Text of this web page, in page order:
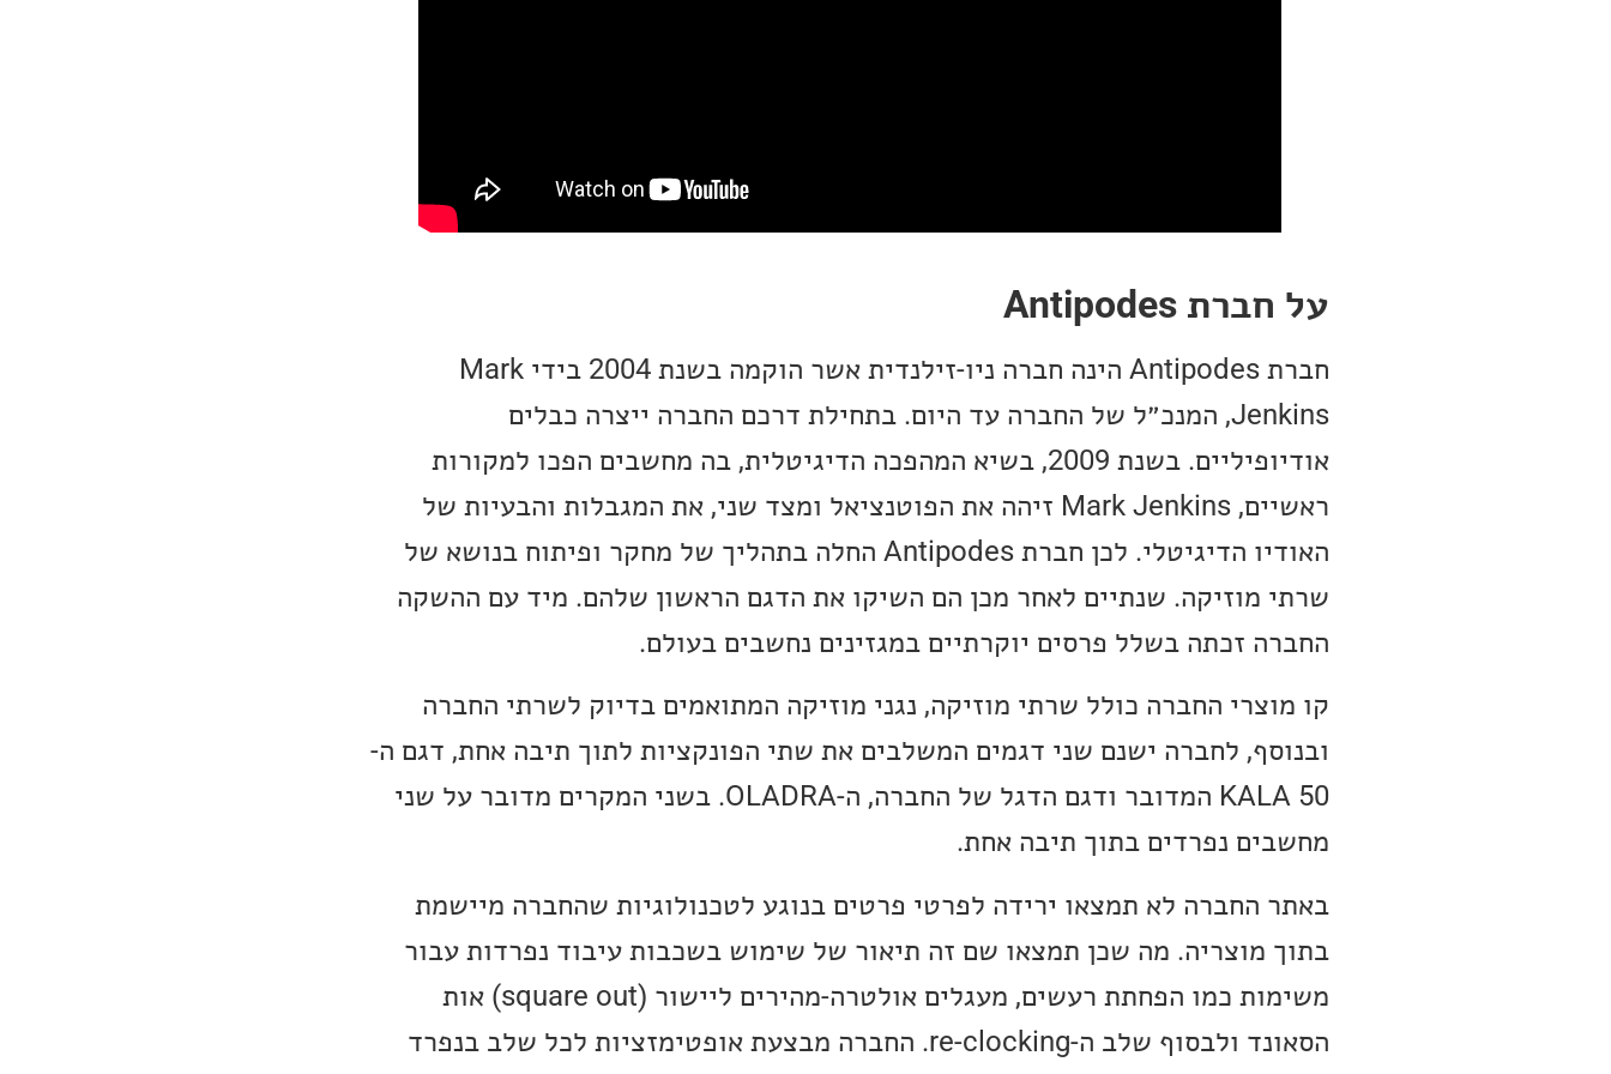
על חברת Antipodes
חברת Antipodes הינה חברה ניו-זילנדית אשר הוקמה בשנת 2004 בידי Mark
Jenkins, המנכ״ל של החברה עד היום. בתחילת דרכם החברה ייצרה כבלים
אודיופיליים. בשנת 2009, בשיא המהפכה הדיגיטלית, בה מחשבים הפכו למקורות
ראשיים, Mark Jenkins זיהה את הפוטנציאל ומצד שני, את המגבלות והבעיות של
האודיו הדיגיטלי. לכן חברת Antipodes החלה בתהליך של מחקר ופיתוח בנושא של
שרתי מוזיקה. שנתיים לאחר מכן הם השיקו את הדגם הראשון שלהם. מיד עם ההשקה
החברה זכתה בשלל פרסים יוקרתיים במגזינים נחשבים בעולם.
קו מוצרי החברה כולל שרתי מוזיקה, נגני מוזיקה המתואמים בדיוק לשרתי החברה
ובנוסף, לחברה ישנם שני דגמים המשלבים את שתי הפונקציות לתוך תיבה אחת, דגם ה-
KALA 50 המדובר ודגם הדגל של החברה, ה-OLADRA. בשני המקרים מדובר על שני
מחשבים נפרדים בתוך תיבה אחת.
באתר החברה לא תמצאו ירידה לפרטי פרטים בנוגע לטכנולוגיות שהחברה מיישמת
בתוך מוצריה. מה שכן תמצאו שם זה תיאור של שימוש בשכבות עיבוד נפרדות עבור
משימות כמו הפחתת רעשים, מעגלים אולטרה-מהירים ליישור (square out) אות
הסאונד ולבסוף שלב ה-re-clocking. החברה מבצעת אופטימזציות לכל שלב בנפרד